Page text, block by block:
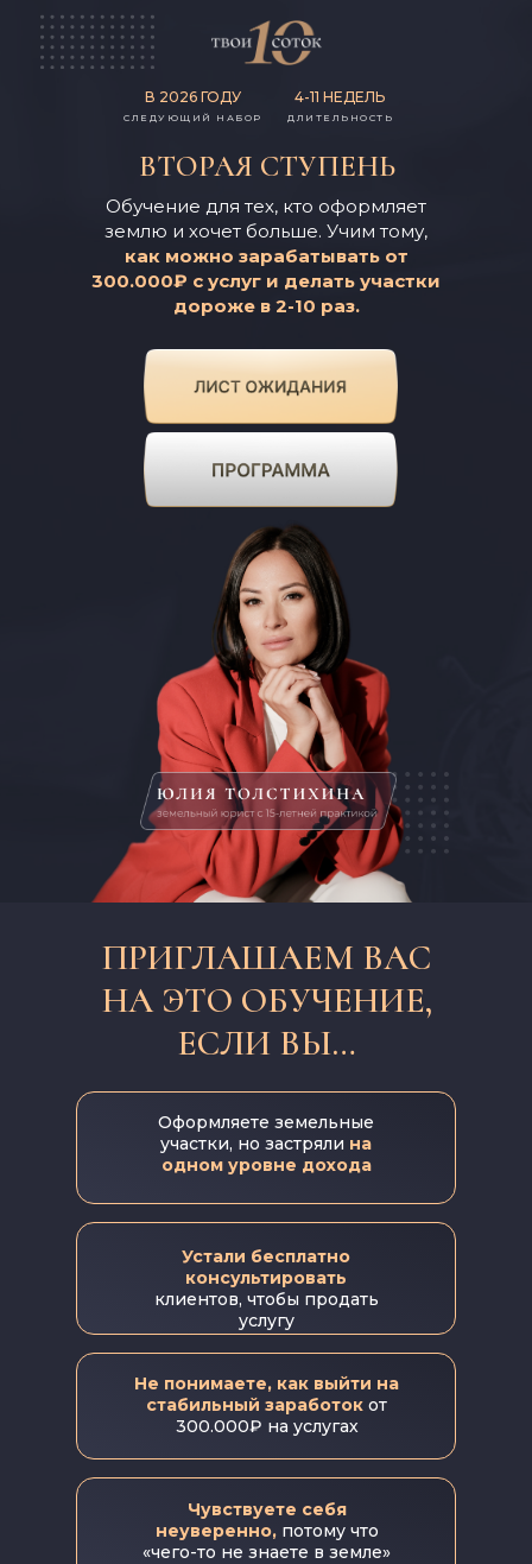
ВТОРАЯ СТУПЕНЬ
Обучение для тех, кто оформляет
землю и хочет больше. Учим тому,
как можно зарабатывать от
300.000₽ с услуг и делать участки
дороже в 2-10 раз.
4-11 НЕДЕЛЬ
ДЛИТЕЛЬНОСТЬ
В 2026 ГОДУ
СЛЕДУЮЩИЙ НАБОР
ПРИГЛАШАЕМ ВАС
НА ЭТО ОБУЧЕНИЕ,
ЕСЛИ ВЫ…
Оформляете земельные
участки, но застряли на
одном уровне дохода
Устали бесплатно
консультировать
клиентов, чтобы продать
услугу
Не понимаете, как выйти на
стабильный заработок от
300.000₽ на услугах
Чувствуете себя
неуверенно, потому что
«чего-то не знаете в земле»